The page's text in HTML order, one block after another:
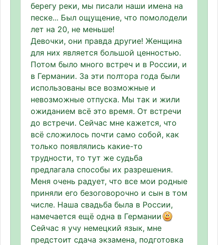
берегу реки, мы писали наши имена на
песке... Был ощущение, что помолодели
лет на 20, не меньше!
Девочки, они правда другие! Женщина
для них является большой ценностью.
Потом было много встреч и в России, и
в Германии. За эти полтора года были
использованы все возможные и
невозможные отпуска. Мы так и жили
ожиданием всё это время. От встречи
до встречи. Сейчас мне кажется, что
всё сложилось почти само собой, как
только появлялись какие-то
трудности, то тут же судьба
предлагала способы их разрешения.
Меня очень радует, что все мои родные
приняли его безоговорочно и сын в том
числе. Наша свадьба была в России,
намечается ещё одна в Германии
Сейчас я учу немецкий язык, мне
предстоит сдача экзамена, подготовка